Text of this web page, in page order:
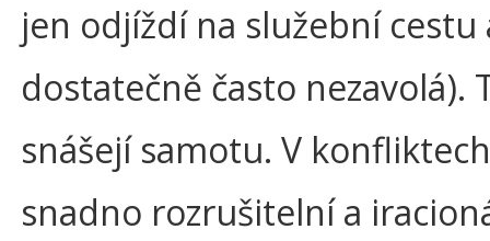
jen odjíždí na služební cestu
dostatečně často nezavolá).
snášejí samotu. V
snadno rozrušitelní a